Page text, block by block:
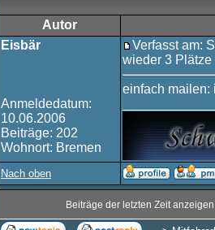
Autor
Eisbär
Anmeldedatum:
10.06.2006
Beiträge: 202
Wohnort: Bremen
Verfasst am:
wieder 3 Plätze
einfach mailen:
Nach oben
Beiträge der letzten Zeit